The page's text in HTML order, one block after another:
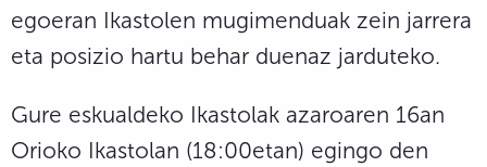
egoeran Ikastolen mugimenduak zein jarrera
eta posizio hartu behar duenaz jarduteko.
Gure eskualdeko Ikastolak azaroaren 16an
Orioko Ikastolan (18:00etan) egingo den